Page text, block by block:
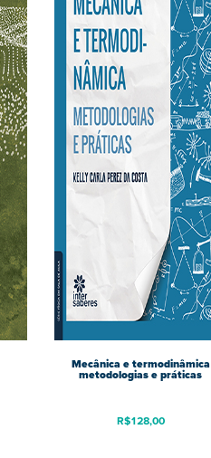
Mecânica e termodinâmica
metodologias e práticas
R$128,00